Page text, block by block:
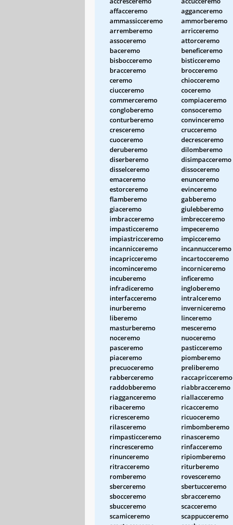
affacceremo
agganceremo
ammassicceremo
ammorberemo
arremberemo
arricceremo
assoceremo
attorceremo
baceremo
beneficeremo
bisbocceremo
bisticceremo
bracceremo
brocceremo
ceremo
chiocceremo
ciucceremo
coceremo
commerceremo
compiaceremo
congloberemo
consoceremo
conturberemo
convinceremo
cresceremo
crucceremo
cuoceremo
decresceremo
deruberemo
dilomberemo
diserberemo
disimpacceremo
disselceremo
dissoceremo
emaceremo
enunceremo
estorceremo
evinceremo
flamberemo
gabberemo
giaceremo
giulebberemo
imbracceremo
imbrecceremo
impasticceremo
impeceremo
impiastricceremo
impicceremo
incannicceremo
incannucceremo
incapricceremo
incartocceremo
incominceremo
incorniceremo
incuberemo
inficeremo
infradiceremo
ingloberemo
interfacceremo
intralceremo
inurberemo
inverniceremo
liberemo
linceremo
masturberemo
mesceremo
noceremo
nuoceremo
pasceremo
pasticceremo
piaceremo
piomberemo
precuoceremo
preliberemo
rabberceremo
raccapricceremo
raddobberemo
riabbracceremo
riagganceremo
riallacceremo
ribaceremo
ricacceremo
ricresceremo
ricuoceremo
rilasceremo
rimbomberemo
rimpasticceremo
rinasceremo
rincresceremo
rinfacceremo
rinunceremo
ripiomberemo
ritracceremo
riturberemo
romberemo
rovesceremo
sberceremo
sbertucceremo
sbocceremo
sbracceremo
sbucceremo
scacceremo
scamiceremo
scappucceremo